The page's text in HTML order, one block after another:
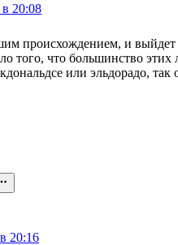
20:08
происхождением, и выйдет
того, что большинство этих
или эльдорадо, так
20:16